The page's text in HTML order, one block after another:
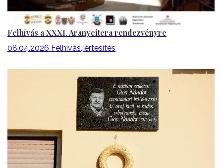
Felhívás a XXXI. Aranycitera rendezvényre
08.04.2026 Felhívás, értesítés